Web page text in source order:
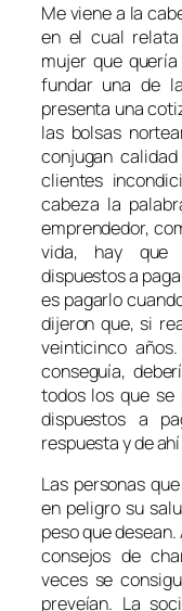
Me viene a la
en el cual
mujer que
fundar una de
presenta una
las bolsas
conjugan
clientes
cabeza la
emprendedor,
vida, hay que
dispuestos a
es pagarlo
dijeron que, si
veinticinco
conseguía,
todos los que se
dispuestos a
respuesta y de
Las personas
en peligro su
peso que
consejos de
veces se
preveían. La